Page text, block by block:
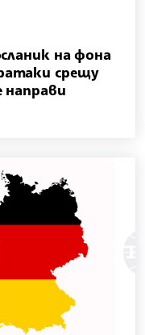
на фона
срещу